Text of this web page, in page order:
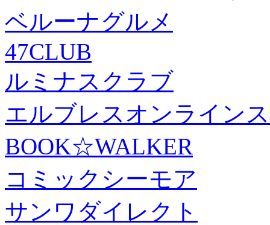
ベルーナグルメ
47CLUB
ルミナスクラブ
エルブレスオンライン
BOOK☆WALKER
コミックシーモア
サンワダイレクト